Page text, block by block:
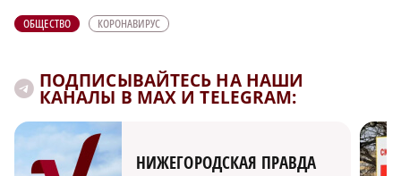
ОБЩЕСТВО КОРОНАВИРУС
ПОДПИСЫВАЙТЕСЬ НА НАШИ
КАНАЛЫ В MAX И TELEGRAM:
НИЖЕГОРОДСКАЯ ПРАВДА